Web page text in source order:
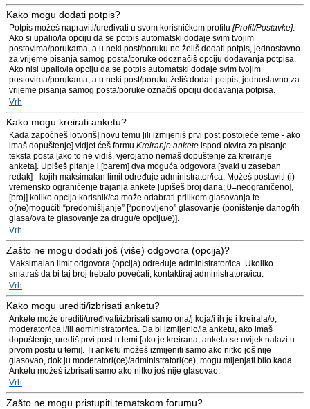
Kako mogu dodati potpis?
Potpis možeš napraviti/uređivati u svom korisničkom profilu [Profil/Postavke].
Ako si upalio/la opciju da se potpis automatski dodaje svim tvojim
postovima/porukama, a u neki post/poruku ne želiš dodati potpis, jednostavno
za vrijeme pisanja samog posta/poruke odoznačiš opciju dodavanja potpisa.
Ako nisi upalio/la opciju da se potpis automatski dodaje svim tvojim
postovima/porukama, a u neki post/poruku želiš dodati potpis, jednostavno za
vrijeme pisanja samog posta/poruke označiš opciju dodavanja potpisa.
Vrh
Kako mogu kreirati anketu?
Kada započneš [otvoriš] novu temu [ili izmijeniš prvi post postojeće teme - ako
imaš dopuštenje] vidjet ćeš formu Kreiranje ankete ispod okvira za pisanje
teksta posta [ako to ne vidiš, vjerojatno nemaš dopuštenje za kreiranje
anketa]. Upišeš pitanje i [barem] dva moguća odgovora [svaki u zaseban
redak] - kojih maksimalan limit određuje administrator/ica. Možeš postaviti (i)
vremensko ograničenje trajanja ankete [upišeš broj dana; 0=neograničeno],
[broj] koliko opcija korisnik/ca može odabrati prilikom glasovanja te
o(ne)mogućiti “predomišljanje” [“ponovljeno” glasovanje (poništenje danog/ih
glasa/ova te glasovanje za drugu/e opciju/e)].
Vrh
Zašto ne mogu dodati još (više) odgovora (opcija)?
Maksimalan limit odgovora (opcija) određuje administrator/ica. Ukoliko
smatraš da bi taj broj trebalo povećati, kontaktiraj administratora/icu.
Vrh
Kako mogu urediti/izbrisati anketu?
Ankete može urediti/uređivati/izbrisati samo ona/j koja/i ih je i kreirala/o,
moderator/ica i/ili administrator/ica. Da bi izmijenio/la anketu, ako imaš
dopuštenje, urediš prvi post u temi [ako je kreirana, anketa se uvijek nalazi u
prvom postu u temi]. Ti anketu možeš izmijeniti samo ako nitko još nije
glasovao, dok ju moderatori(ce)/administratori(ce), mogu mijenjati bilo kada.
Anketu možeš izbrisati samo ako nitko još nije glasovao.
Vrh
Zašto ne mogu pristupiti tematskom forumu?